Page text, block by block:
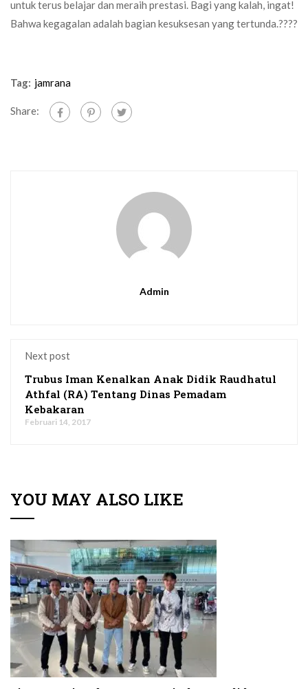
untuk terus belajar dan meraih prestasi. Bagi yang kalah, ingat!
Bahwa kegagalan adalah bagian kesuksesan yang tertunda.????
Tag: jamrana
Share:
Admin
Next post
Trubus Iman Kenalkan Anak Didik Raudhatul
Athfal (RA) Tentang Dinas Pemadam
Kebakaran
Februari 14, 2017
YOU MAY ALSO LIKE